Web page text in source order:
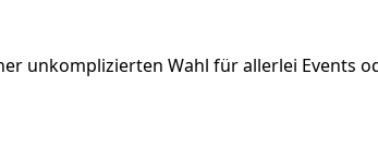
unkomplizierten Wahl für allerlei Events